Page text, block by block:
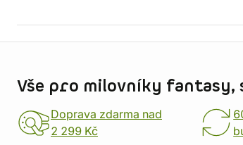
Vše pro milovníky fantasy,
Doprava zdarma nad
2 299 Kč